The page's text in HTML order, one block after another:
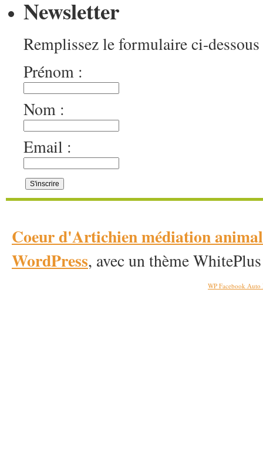
Newsletter
Remplissez le formulaire ci-
Prénom :
Nom :
Email :
Coeur d'Artichien médiation
WordPress, avec un thème
WP Facebook Auto